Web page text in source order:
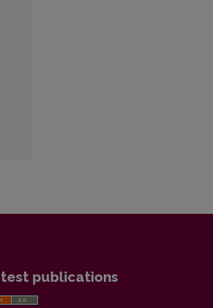
publications